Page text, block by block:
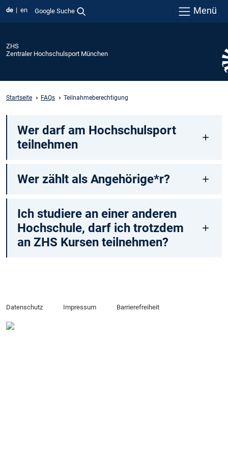
de en Google Suche Menü
ZHS
Zentraler Hochschulsport München
Startseite FAQs Teilnahmeberechtigung
Wer darf am Hochschulsport
teilnehmen
Wer zählt als Angehörige*r?
Ich studiere an einer anderen
Hochschule, darf ich trotzdem
an ZHS Kursen teilnehmen?
Datenschutz Impressum Barrierefreiheit